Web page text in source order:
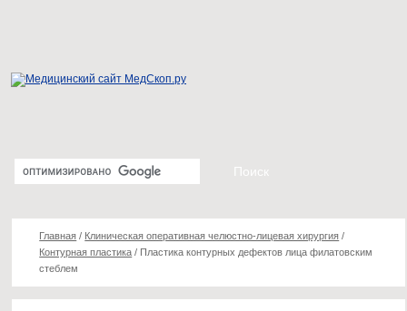
Главная / Клиническая оперативная челюстно-лицевая хирургия /
Контурная пластика / Пластика контурных дефектов лица филатовским
стеблем